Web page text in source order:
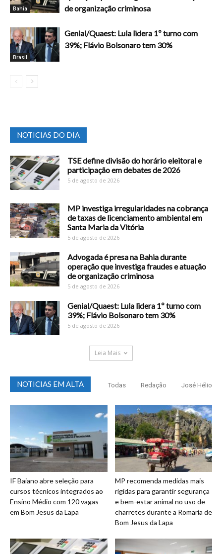
Bahia
de organização criminosa
Brasil
Genial/Quaest: Lula lidera 1º turno com
39%; Flávio Bolsonaro tem 30%
NOTICIAS DO DIA
TSE define divisão do horário eleitoral e
participação em debates de 2026
5 de agosto de 2026
MP investiga irregularidades na cobrança
de taxas de licenciamento ambiental em
Santa Maria da Vitória
5 de agosto de 2026
Advogada é presa na Bahia durante
operação que investiga fraudes e atuação
de organização criminosa
5 de agosto de 2026
Genial/Quaest: Lula lidera 1º turno com
39%; Flávio Bolsonaro tem 30%
5 de agosto de 2026
Leia Mais
NOTICIAS EM ALTA Todas Redação José Hélio
IF Baiano abre seleção para
cursos técnicos integrados ao
Ensino Médio com 120 vagas
em Bom Jesus da Lapa
MP recomenda medidas mais
rígidas para garantir segurança
e bem-estar animal no uso de
charretes durante a Romaria de
Bom Jesus da Lapa